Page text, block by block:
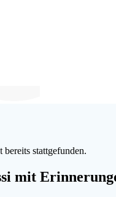
bereits stattgefunden.
mit